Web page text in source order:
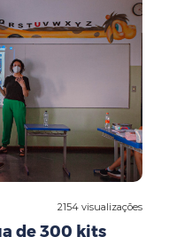
2154 visualizações
de 300 kits